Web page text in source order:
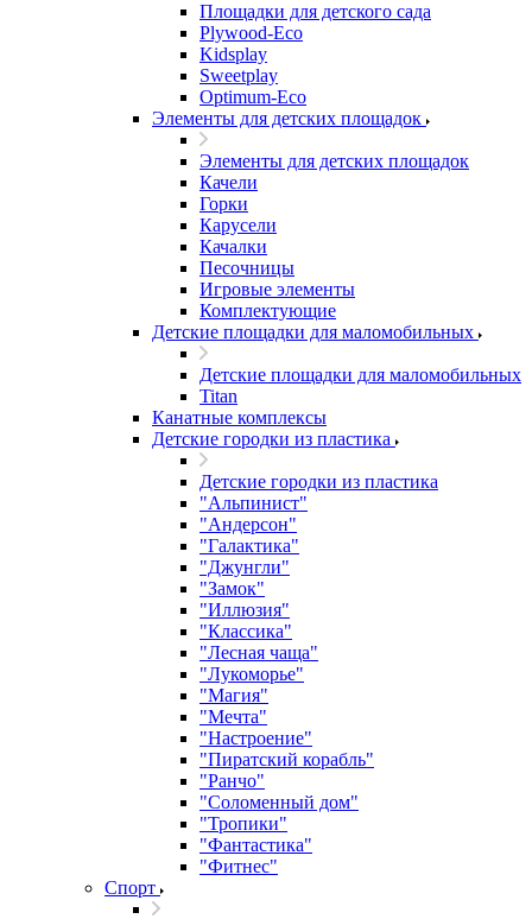
Площадки для детского сада
Plywood-Eco
Kidsplay
Sweetplay
Оptimum-Еco
Элементы для детских площадок
Элементы для детских площадок
Качели
Горки
Карусели
Качалки
Песочницы
Игровые элементы
Комплектующие
Детские площадки для маломобильных
Детские площадки для маломобильных
Titan
Канатные комплексы
Детские городки из пластика
Детские городки из пластика
"Альпинист"
"Андерсон"
"Галактика"
"Джунгли"
"Замок"
"Иллюзия"
"Классика"
"Лесная чаща"
"Лукоморье"
"Магия"
"Мечта"
"Настроение"
"Пиратский корабль"
"Ранчо"
"Соломенный дом"
"Тропики"
"Фантастика"
"Фитнес"
Спорт